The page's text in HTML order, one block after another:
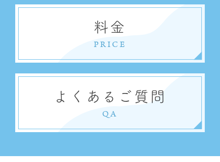
料金
PRICE
よくあるご質問
QA